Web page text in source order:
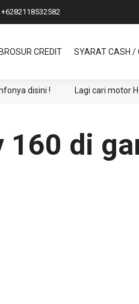
+6282118532582
BROSUR CREDIT SYARAT CASH /
disini ! Lagi cari motor
160 di